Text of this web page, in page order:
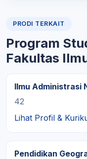
PRODI TERKAIT
Program
Fakultas
Ilmu Administrasi
42
Lihat Profil &
Pendidikan